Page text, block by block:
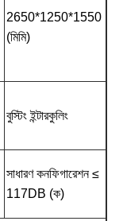
2650*1250*1550
(মিমি)
বুস্টিং ইন্টারকুলিং
সাধারণ কনফিগারেশন ≤
117DB (ক)